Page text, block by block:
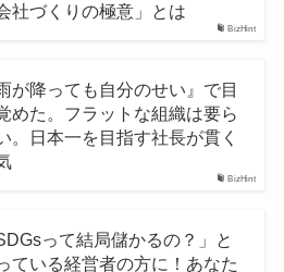
BizHint
会社づくりの極意」とは
BizHint
雨が降っても自分のせい』で目
めた。フラットな組織は要ら
。日本一を目指す社長が貫く
SDGsって結局儲かるの？」と
ている経営者の方に！あなた